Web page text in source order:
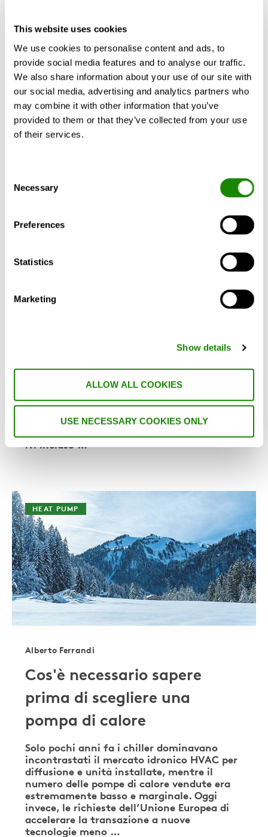
This website uses cookies
We use cookies to personalise content and ads, to
provide social media features and to analyse our traffic.
We also share information about your use of our site with
our social media, advertising and analytics partners who
may combine it with other information that you’ve
provided to them or that they’ve collected from your use
of their services.
Selection
Necessary
Preferences
Statistics
Marketing
Show details
ALLOW ALL COOKIES
USE NECESSARY COOKIES ONLY
utilizzare per soddisfare i requisiti stabiliti.
Ci sono molti fattori che influenzano la
scelta, come il consumo di energia,
l’esigenza di servizio, la facilità di …
HEAT PUMP
Luca Zordan
DECRETO REQUISITI MINIMI:
al via la revisione del D.M. 26
revisione del D.M. 26 giugno 2015,
conosciuto anche come “Decreto Requisiti
Minimi”, che “definisce le modalità di
applicazione della metodologia di calcolo
delle prestazioni energetiche degli edifici,
ivi incluso …
HEAT PUMP
Alberto Ferrandi
Cos'è necessario sapere
prima di scegliere una
pompa di calore
Solo pochi anni fa i chiller dominavano
incontrastati il mercato idronico HVAC per
diffusione e unità installate, mentre il
numero delle pompe di calore vendute era
estremamente basso e marginale. Oggi
invece, le richieste dell’Unione Europea di
accelerare la transazione a nuove
tecnologie meno …